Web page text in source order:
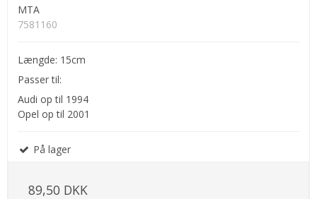
MTA
7581160
Længde: 15cm
Passer til:
Audi op til 1994
Opel op til 2001
På lager
89,50 DKK